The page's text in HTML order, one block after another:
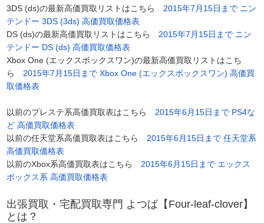
3DS (ds)の最新高価買取リストはこちら 2015年7月15日まで ニン
テンドー 3DS (3ds) 高価買取価格表
DS (ds)の最新高価買取リストはこちら 2015年7月15日まで ニン
テンドー DS (ds) 高価買取価格表
Xbox One (エックスボックスワン)の最新高価買取リストはこち
ら 2015年7月15日まで Xbox One (エックスボックスワン) 高価買
取価格表
以前のプレステ系高価買取表はこちら 2015年6月15日まで PS4な
ど 高価買取価格表
以前の任天堂系高価買取表はこちら 2015年6月15日まで 任天堂系
高価買取価格表
以前のXbox系高価買取表はこちら 2015年6月15日まで エックス
ボックス系 高価買取価格表
出張買取・宅配買取専門 よつば【Four-leaf-clover】
とは？